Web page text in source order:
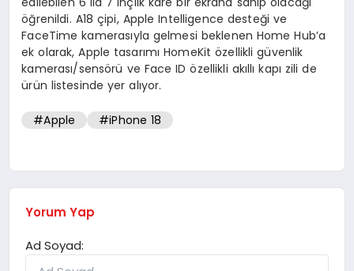
öğrenildi. A18 çipi, Apple Intelligence desteği ve
FaceTime kamerasıyla gelmesi beklenen Home Hub’a
ek olarak, Apple tasarımı HomeKit özellikli güvenlik
kamerası/sensörü ve Face ID özellikli akıllı kapı zili de
ürün listesinde yer alıyor.
#Apple #iPhone 18
Yorum Yap
Ad Soyad: